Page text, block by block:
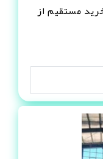
مستقیم از